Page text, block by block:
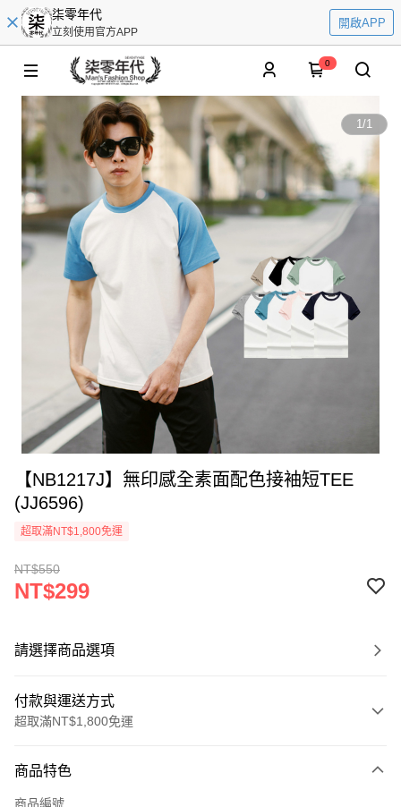
柒零年代
立刻使用官方APP
開啟APP
0
1/1
【NB1217J】無印感全素面配色接袖短TEE
(JJ6596)
超取滿NT$1,800免運
NT$550
NT$299
請選擇商品選項
付款與運送方式
超取滿NT$1,800免運
信用卡一次付款
商品特色
商品編號